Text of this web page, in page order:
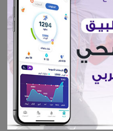
ثم نضيف الثوم والزنجبيل المبشور
العسل، صلصة الفلفل
بذور السمسم، ونتركه ينضج
إلى طبق التقديم، ُيزين بحبوب
مع الأرز.